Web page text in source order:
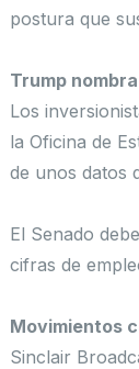
postura que
Trump
Los
la Oficina de
de unos datos
El Senado
cifras de
Movimientos
Sinclair